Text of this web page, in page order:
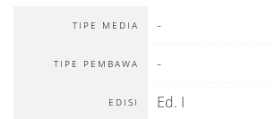
TIPE MEDIA -
TIPE PEMBAWA -
EDISI Ed. I